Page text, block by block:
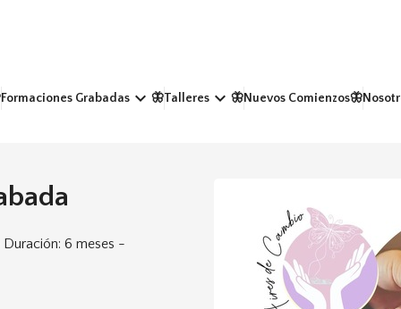
Grabadas keyboard_arrow_down🦋Talleres keyboard_arrow_down🦋Nuevos Comienzos
6 meses -